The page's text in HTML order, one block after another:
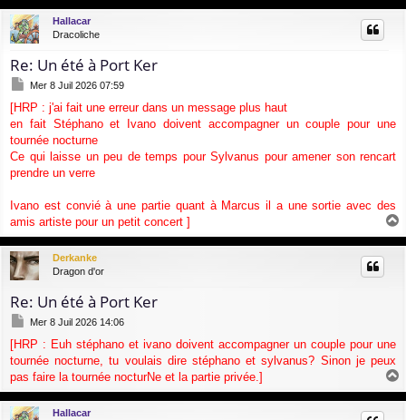
u
Hallacar
Dracoliche
Re: Un été à Port Ker
M
s
s
a
e
Mer 8 Juil 2026 07:59
[HRP : j'ai fait une erreur dans un message plus haut
en fait Stéphano et Ivano doivent accompagner un couple pour une
tournée nocturne
Ce qui laisse un peu de temps pour Sylvanus pour amener son rencart
prendre un verre
Ivano est convié à une partie quant à Marcus il a une sortie avec des
amis artiste pour un petit concert ]
a
u
Derkanke
Dragon d'or
Re: Un été à Port Ker
M
s
s
a
e
Mer 8 Juil 2026 14:06
[HRP : Euh stéphano et ivano doivent accompagner un couple pour une
tournée nocturne, tu voulais dire stéphano et sylvanus? Sinon je peux
pas faire la tournée nocturNe et la partie privée.]
a
u
Hallacar